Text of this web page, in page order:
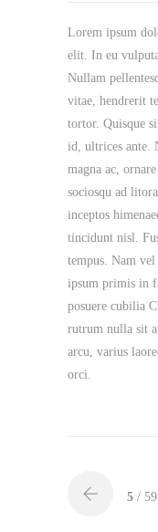
Lorem ipsum
elit. In eu
Nullam
vitae, hendrerit
tortor. Quisque
id, ultrices ante.
magna ac,
sociosqu ad
inceptos
tincidunt nisl.
tempus. Nam
ipsum primis in
posuere cubilia
rutrum nulla sit
arcu, varius
orci.
5 / 59